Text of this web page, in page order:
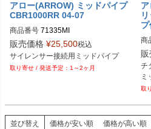
アロー(ARROW) ミッドパイプ
CBR1000RR 04-07
商品番号 71335MI
EU型番：arr_71335MI
販売価格 ¥25,500税込
1～2ヶ月
商
販
チ
ミ
並び替え 価格が安い順 価格が高い順